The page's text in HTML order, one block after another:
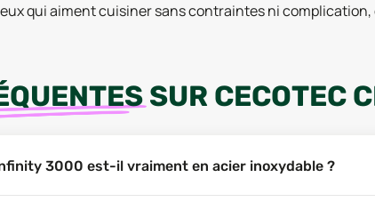
qui aiment cuisiner sans contraintes ni
SUR CECOTEC
3000 est-il vraiment en acier inoxydable ?